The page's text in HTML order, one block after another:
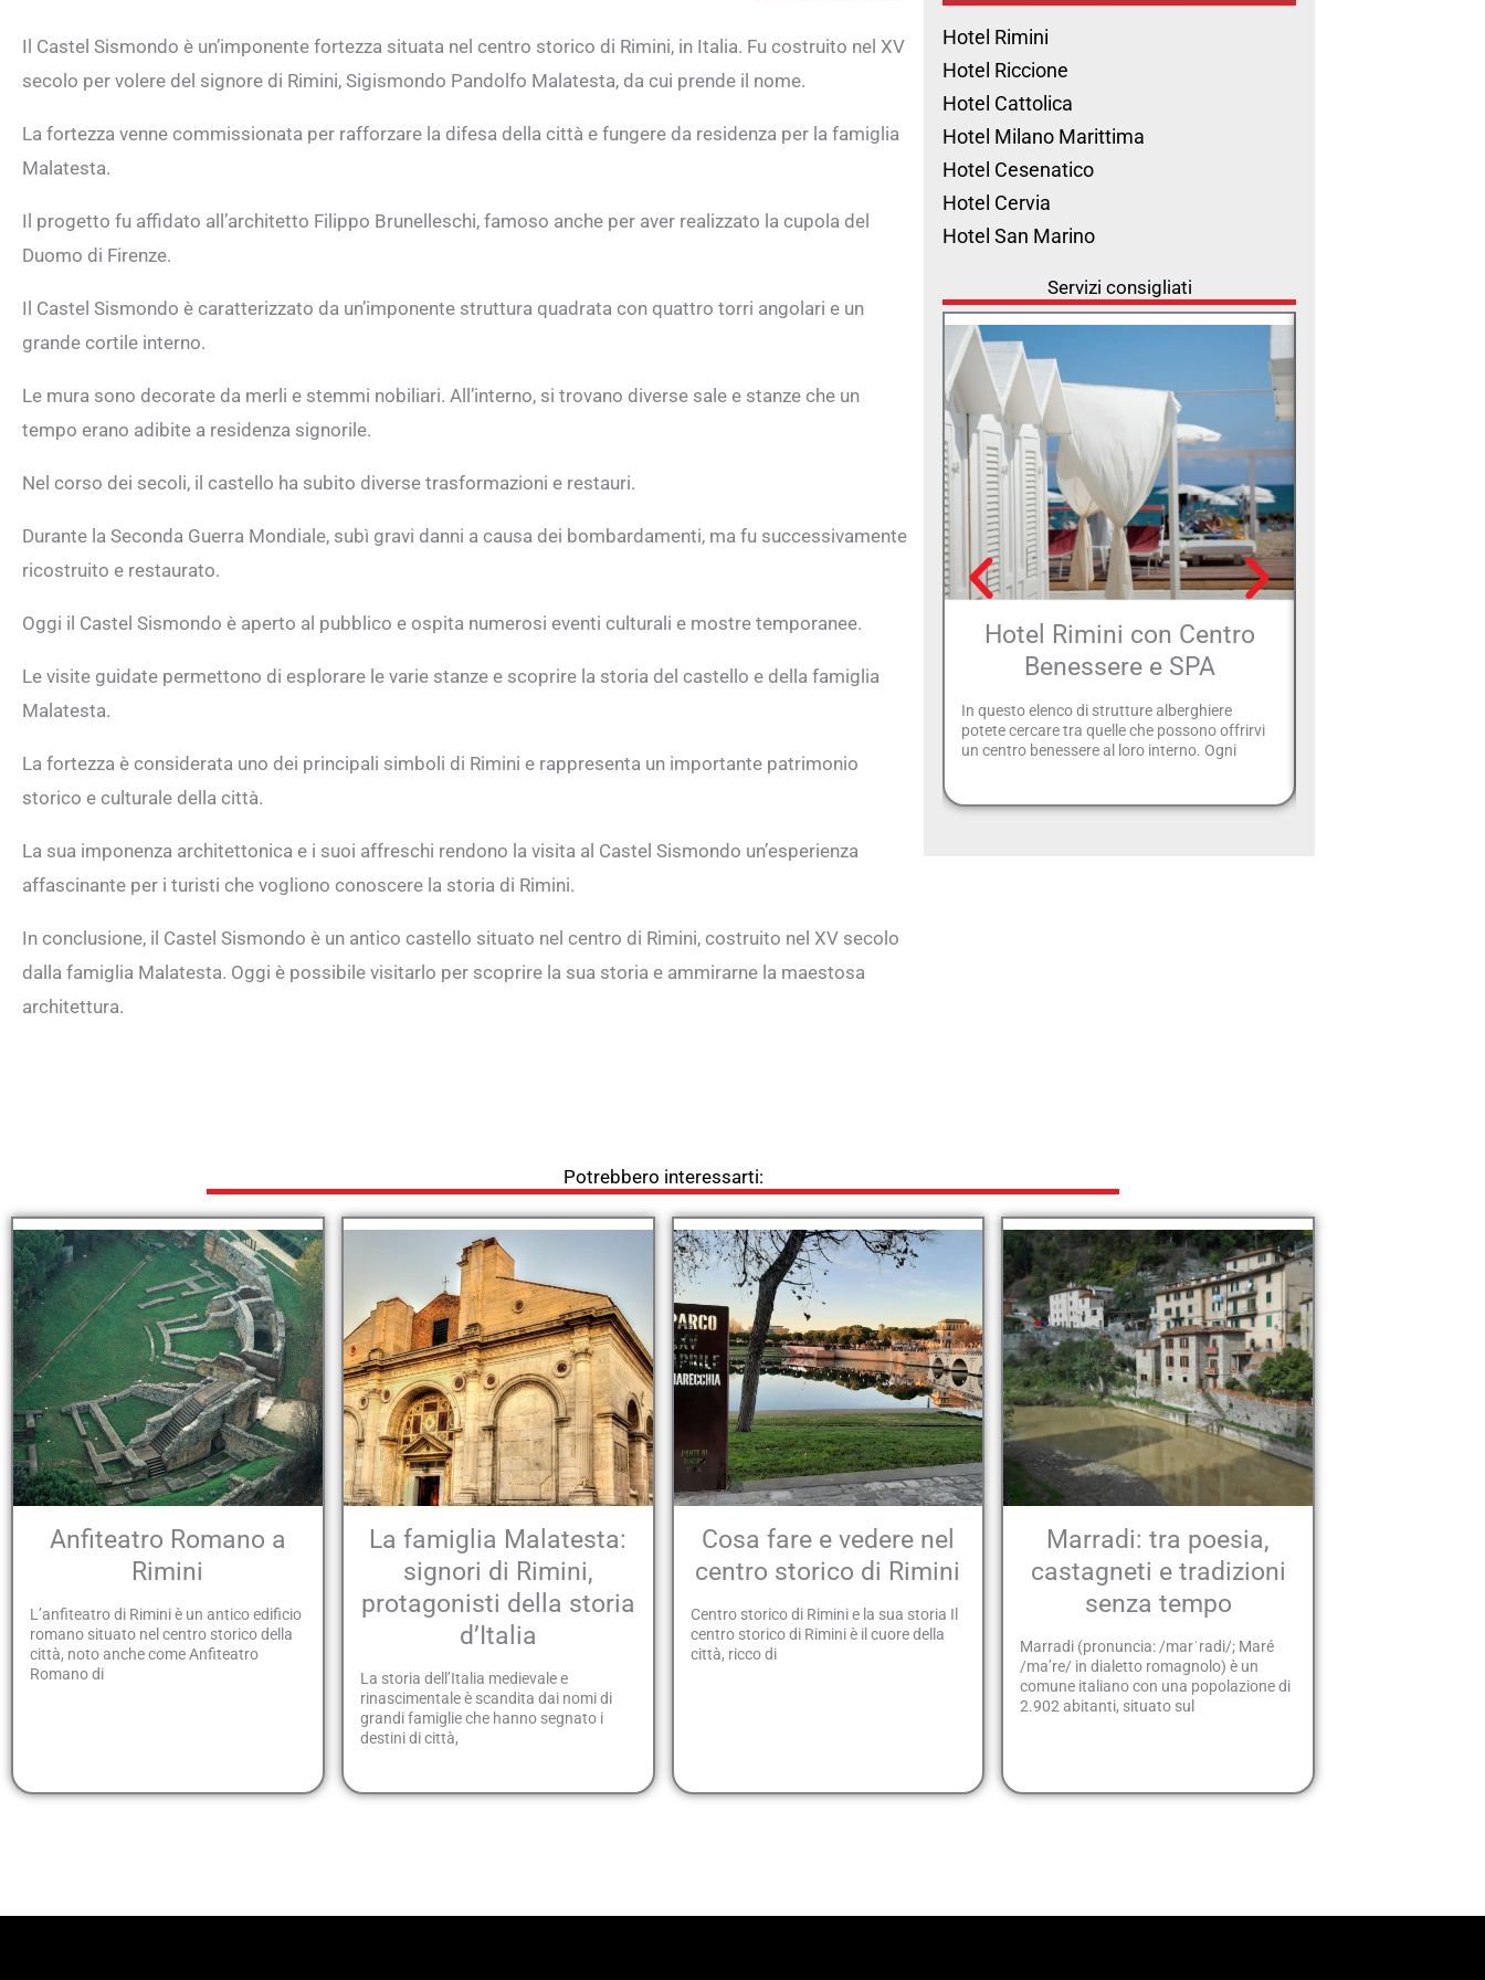
Il Castel Sismondo è un’imponente fortezza situata nel centro storico di Rimini, in Italia. Fu costruito nel XV
secolo per volere del signore di Rimini, Sigismondo Pandolfo Malatesta, da cui prende il nome.
La fortezza venne commissionata per rafforzare la difesa della città e fungere da residenza per la famiglia
Malatesta.
Il progetto fu affidato all’architetto Filippo Brunelleschi, famoso anche per aver realizzato la cupola del
Duomo di Firenze.
Il Castel Sismondo è caratterizzato da un’imponente struttura quadrata con quattro torri angolari e un
grande cortile interno.
Le mura sono decorate da merli e stemmi nobiliari. All’interno, si trovano diverse sale e stanze che un
tempo erano adibite a residenza signorile.
Nel corso dei secoli, il castello ha subito diverse trasformazioni e restauri.
Durante la Seconda Guerra Mondiale, subì gravi danni a causa dei bombardamenti, ma fu successivamente
ricostruito e restaurato.
Oggi il Castel Sismondo è aperto al pubblico e ospita numerosi eventi culturali e mostre temporanee.
Le visite guidate permettono di esplorare le varie stanze e scoprire la storia del castello e della famiglia
Malatesta.
La fortezza è considerata uno dei principali simboli di Rimini e rappresenta un importante patrimonio
storico e culturale della città.
La sua imponenza architettonica e i suoi affreschi rendono la visita al Castel Sismondo un’esperienza
affascinante per i turisti che vogliono conoscere la storia di Rimini.
In conclusione, il Castel Sismondo è un antico castello situato nel centro di Rimini, costruito nel XV secolo
dalla famiglia Malatesta. Oggi è possibile visitarlo per scoprire la sua storia e ammirarne la maestosa
architettura.
Hotel Rimini
Hotel Riccione
Hotel Cattolica
Hotel Milano Marittima
Hotel Cesenatico
Hotel Cervia
Hotel San Marino
Servizi consigliati
Hotel Rimini con Centro
Benessere e SPA
In questo elenco di strutture alberghiere
potete cercare tra quelle che possono offrirvi
un centro benessere al loro interno. Ogni
Potrebbero interessarti:
Anfiteatro Romano a
Rimini
L’anfiteatro di Rimini è un antico edificio
romano situato nel centro storico della
città, noto anche come Anfiteatro
Romano di
La famiglia Malatesta:
signori di Rimini,
protagonisti della storia
d’Italia
La storia dell’Italia medievale e
rinascimentale è scandita dai nomi di
grandi famiglie che hanno segnato i
destini di città,
Cosa fare e vedere nel
centro storico di Rimini
Centro storico di Rimini e la sua storia Il
centro storico di Rimini è il cuore della
città, ricco di
Marradi: tra poesia,
castagneti e tradizioni
senza tempo
Marradi (pronuncia: /marˈradi/; Maré
/ma’re/ in dialetto romagnolo) è un
comune italiano con una popolazione di
2.902 abitanti, situato sul